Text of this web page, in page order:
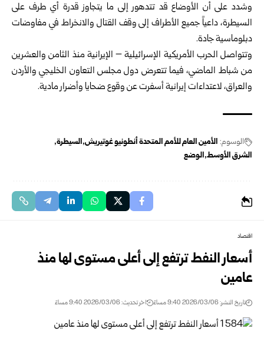
وشدد على أن الأوضاع قد تتدهور إلى ما يتجاوز قدرة أي طرف على
السيطرة، داعياً جميع الأطراف إلى وقف القتال والانخراط في مفاوضات
دبلوماسية جادة.
وتتواصل الحرب الأمريكية الإسرائيلية – الإيرانية منذ الثامن والعشرين
من شباط الماضي، فيما تتعرض دول مجلس التعاون الخليجي والأردن
والعراق، لاعتداءات إيرانية أسفرت عن وقوع ضحايا وأضرار مادية.
الوسوم: الأمين العام للأمم المتحدة أنطونيو غوتيريش السيطرة
الشرق الأوسط الوضع
اقتصاد
أسعار النفط ترتفع إلى أعلى مستوى لها منذ
عامين
تاريخ النشر: 2026/03/06 9:40 مساءً اخر تحديث: 2026/03/06 9:40 مساءً